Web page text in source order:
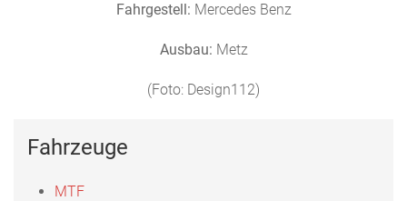
Fahrgestell: Mercedes Benz
Ausbau: Metz
(Foto: Design112)
Fahrzeuge
MTF